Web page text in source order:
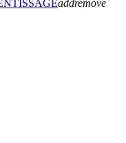
addremove